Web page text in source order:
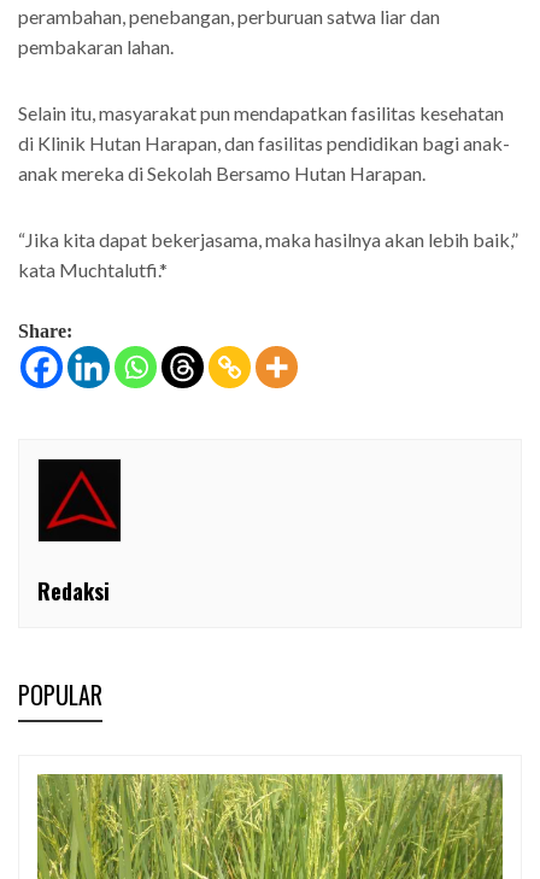
perambahan, penebangan, perburuan satwa liar dan
pembakaran lahan.
Selain itu, masyarakat pun mendapatkan fasilitas kesehatan
di Klinik Hutan Harapan, dan fasilitas pendidikan bagi anak-
anak mereka di Sekolah Bersamo Hutan Harapan.
“Jika kita dapat bekerjasama, maka hasilnya akan lebih baik,”
kata Muchtalutfi.*
Share:
Redaksi
POPULAR